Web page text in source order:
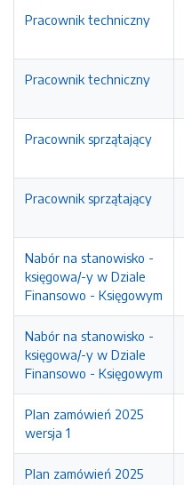
Pracownik techniczny
Pracownik techniczny
Pracownik sprzątający
Pracownik sprzątający
Nabór na stanowisko -
księgowa/-y w Dziale
Finansowo - Księgowym
Nabór na stanowisko -
księgowa/-y w Dziale
Finansowo - Księgowym
Plan zamówień 2025
wersja 1
Plan zamówień 2025